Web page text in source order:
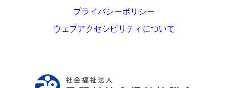
プライバシーポリシー
ウェブアクセシビリティについて